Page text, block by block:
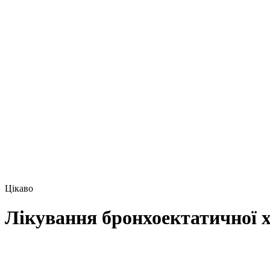
Цікаво
Лікування бронхоектатичної